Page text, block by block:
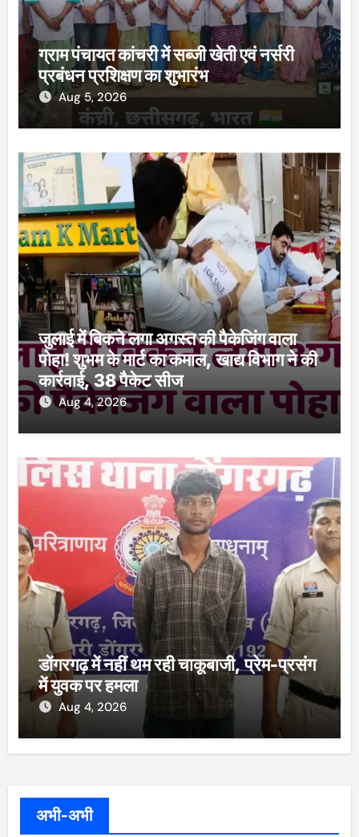
ग्राम पंचायत कांचरी में सब्जी खेती एवं नर्सरी
प्रबंधन प्रशिक्षण का शुभारंभ
Aug 5, 2026
जुलाई में बिकने लगा अगस्त की पैकेजिंग वाला
पोहा! शुभम के मार्ट का कमाल, खाद्य विभाग ने की
कार्रवाई, 38 पैकेट सीज
Aug 4, 2026
डोंगरगढ़ में नहीं थम रही चाकूबाजी, प्रेम-प्रसंग
में युवक पर हमला
Aug 4, 2026
अभी-अभी